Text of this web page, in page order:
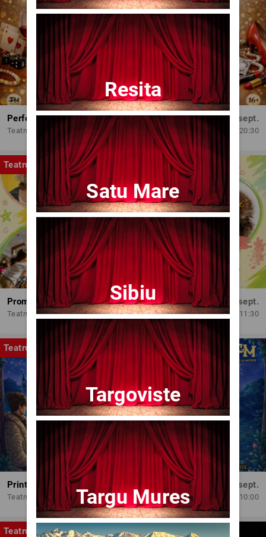
Perfect Necăsătoriți
Teatrul Amzei
Mar, 15 sept.
20:30
Teatru
Promit să mă joc!
Teatrul Amzei
Dum, 13 sept.
11:30
Teatru
Printesele fermecate
Teatrul Amzei
Dum, 13 sept.
10:00
Teatru
Resita
Satu Mare
Sibiu
Targoviste
Targu Mures